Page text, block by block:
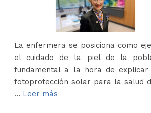
La enfermera se posiciona como
el cuidado de la piel de la
fundamental a la hora de
fotoprotección solar para la salud
… Leer más